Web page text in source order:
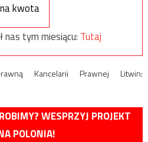
kwota
nas tym miesiącu: Tutaj
Kancelarii Prawnej Litwin:
WESPRZYJ PROJEKT
POLONIA!